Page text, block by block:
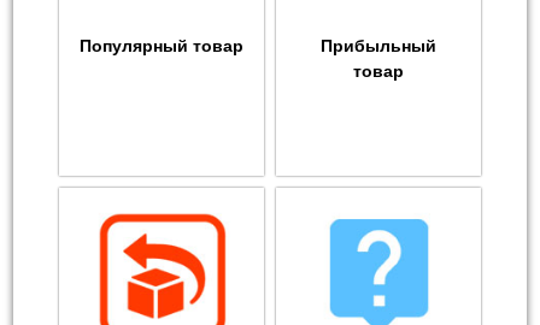
Популярный товар
Прибыльный
товар